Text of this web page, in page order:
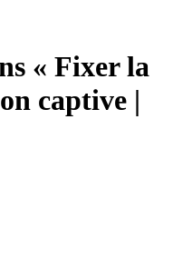
« Fixer la
captive |